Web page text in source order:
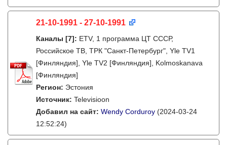
21-10-1991 - 27-10-1991
Каналы [7]: ETV, 1 программа ЦТ СССР,
Российское ТВ, ТРК "Санкт-Петербург", Yle TV1
[Финляндия], Yle TV2 [Финляндия], Kolmoskanava
[Финляндия]
Регион: Эстония
Источник: Televisioon
Добавил на сайт: Wendy Corduroy (2024-03-24
12:52:24)